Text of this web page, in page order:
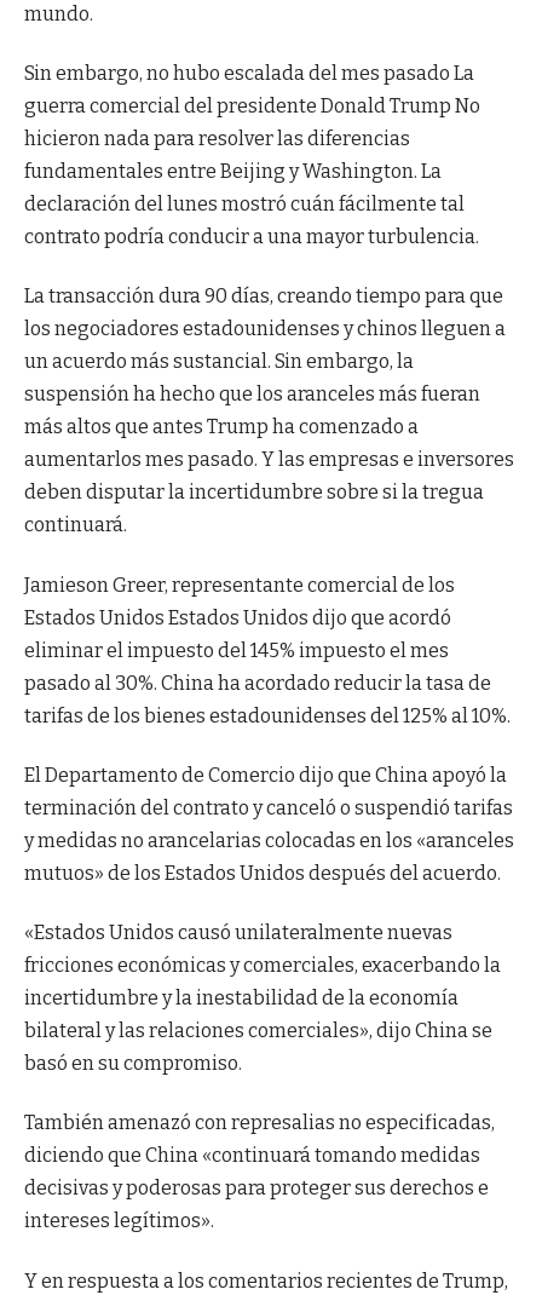
mundo.
Sin embargo, no hubo escalada del mes pasado La
guerra comercial del presidente Donald Trump No
hicieron nada para resolver las diferencias
fundamentales entre Beijing y Washington. La
declaración del lunes mostró cuán fácilmente tal
contrato podría conducir a una mayor turbulencia.
La transacción dura 90 días, creando tiempo para que
los negociadores estadounidenses y chinos lleguen a
un acuerdo más sustancial. Sin embargo, la
suspensión ha hecho que los aranceles más fueran
más altos que antes Trump ha comenzado a
aumentarlos mes pasado. Y las empresas e inversores
deben disputar la incertidumbre sobre si la tregua
continuará.
Jamieson Greer, representante comercial de los
Estados Unidos Estados Unidos dijo que acordó
eliminar el impuesto del 145% impuesto el mes
pasado al 30%. China ha acordado reducir la tasa de
tarifas de los bienes estadounidenses del 125% al ​​10%.
El Departamento de Comercio dijo que China apoyó la
terminación del contrato y canceló o suspendió tarifas
y medidas no arancelarias colocadas en los «aranceles
mutuos» de los Estados Unidos después del acuerdo.
«Estados Unidos causó unilateralmente nuevas
fricciones económicas y comerciales, exacerbando la
incertidumbre y la inestabilidad de la economía
bilateral y las relaciones comerciales», dijo China se
basó en su compromiso.
También amenazó con represalias no especificadas,
diciendo que China «continuará tomando medidas
decisivas y poderosas para proteger sus derechos e
intereses legítimos».
Y en respuesta a los comentarios recientes de Trump,